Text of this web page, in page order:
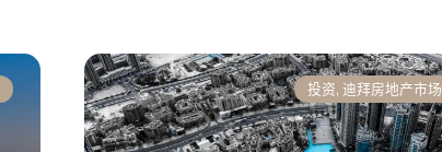
投资, 迪拜房地产市场